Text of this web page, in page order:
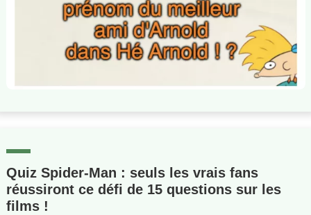
Quiz Spider-Man : seuls les vrais fans
réussiront ce défi de 15 questions sur les
films !